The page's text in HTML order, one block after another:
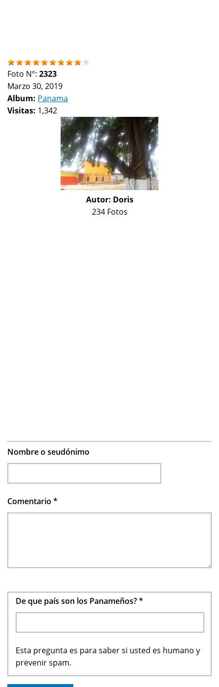
Foto N°: 2323
Marzo 30, 2019
Album: Panama
Visitas: 1,342
Autor: Doris
234 Fotos
Nombre o seudónimo
Comentario *
De que país son los Panameños?*
Esta pregunta es para saber si usted es humano y
prevenir spam.